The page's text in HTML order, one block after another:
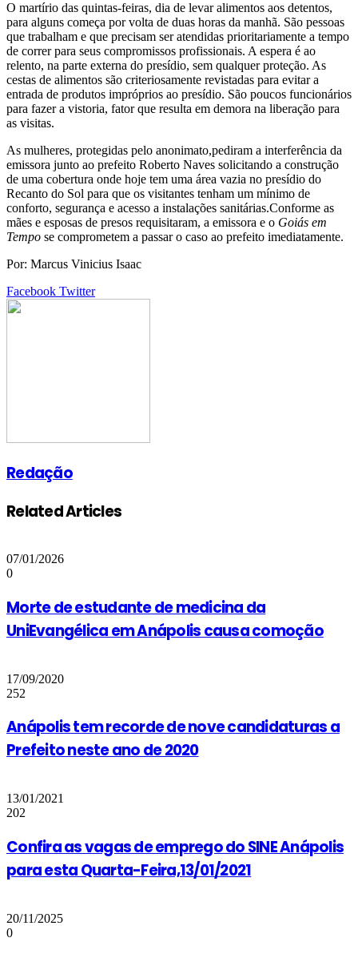
O martírio das quintas-feiras, dia de levar alimentos aos detentos,
para alguns começa por volta de duas horas da manhã. São pessoas
que trabalham e que precisam ser atendidas prioritariamente a tempo
de correr para seus compromissos profissionais. A espera é ao
relento, na parte externa do presídio, sem qualquer proteção. As
cestas de alimentos são criteriosamente revistadas para evitar a
entrada de produtos impróprios ao presídio. São poucos funcionários
para fazer a vistoria, fator que resulta em demora na liberação para
as visitas.
As mulheres, protegidas pelo anonimato,pediram a interferência da
emissora junto ao prefeito Roberto Naves solicitando a construção
de uma cobertura onde hoje tem uma área vazia no presídio do
Recanto do Sol para que os visitantes tenham um mínimo de
conforto, segurança e acesso a instalações sanitárias.Conforme as
mães e esposas de presos requisitaram, a emissora e o Goiás em
Tempo se comprometem a passar o caso ao prefeito imediatamente.
Por: Marcus Vinicius Isaac
Facebook TwitterGoogle+
LinkedIn
StumbleUpon
Tumblr
Pinterest
Reddit
VKontakte
Share
Print
Redação
Related Articles
07/01/2026
0
Morte de estudante de medicina da
UniEvangélica em Anápolis causa comoção
17/09/2020
252
Anápolis tem recorde de nove candidaturas a
Prefeito neste ano de 2020
13/01/2021
202
Confira as vagas de emprego do SINE Anápolis
para esta Quarta-Feira,13/01/2021
20/11/2025
0